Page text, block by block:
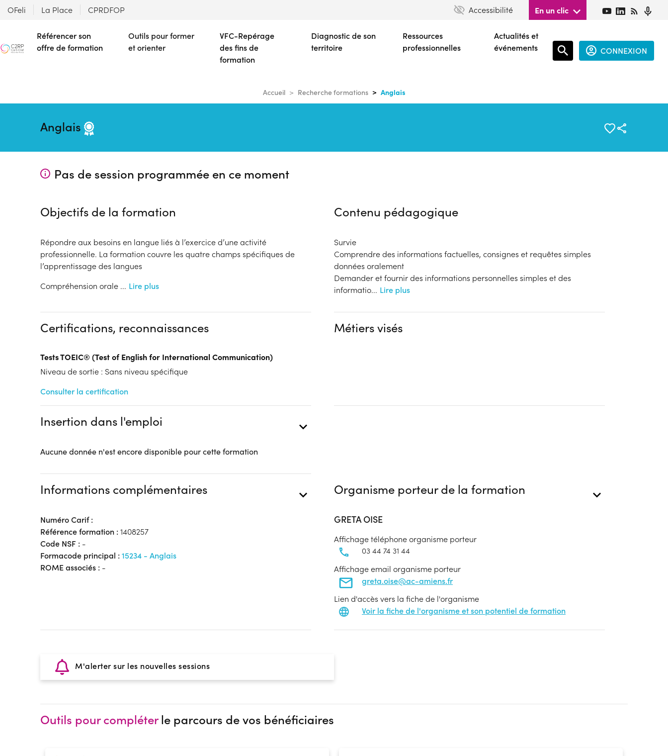
contenu
principal
OFeli La Place CPRDFOP Accessibilité En un clic
Référencer son
offre de formation
Outils pour former
et orienter
VFC-Repérage
des fins de
formation
Diagnostic de son
territoire
Ressources
professionnelles
Actualités et
événements
CONNEXION
Accueil Recherche formations Anglais
Anglais
Pas de session programmée en ce moment
Objectifs de la formation
Répondre aux besoins en langue liés à l’exercice d’une activité
professionnelle. La formation couvre les quatre champs spécifiques de
l’apprentissage des langues
Compréhension orale ... Lire plus
Contenu pédagogique
Survie
Comprendre des informations factuelles, consignes et requêtes simples
données oralement
Demander et fournir des informations personnelles simples et des
informatio... Lire plus
Certifications, reconnaissances
Tests TOEIC® (Test of English for International Communication)
Niveau de sortie : Sans niveau spécifique
Consulter la certification
Métiers visés
Insertion dans l'emploi
Aucune donnée n'est encore disponible pour cette formation
Informations complémentaires
Numéro Carif :
Référence formation : 1408257
Code NSF : -
Formacode principal : 15234 - Anglais
ROME associés : -
Organisme porteur de la formation
GRETA OISE
Affichage téléphone organisme porteur
03 44 74 31 44
Affichage email organisme porteur
greta.oise@ac-amiens.fr
Lien d'accès vers la fiche de l'organisme
Voir la fiche de l'organisme et son potentiel de formation
M'alerter sur les nouvelles sessions
Outils pour compléterle parcours de vos bénéficiaires